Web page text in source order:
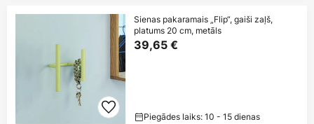
Sienas pakaramais „Flip“, gaiši zaļš,
platums 20 cm, metāls
39,65 €
Piegādes laiks: 10 - 15 dienas